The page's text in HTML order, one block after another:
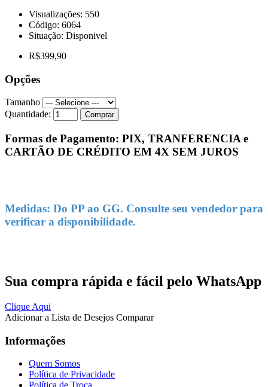
Visualizações: 550
Código: 6064
Situação: Disponivel
R$399,90
Opções
Tamanho
Quantidade:
Comprar
Formas de Pagamento: PIX, TRANFERENCIA e
CARTÃO DE CRÉDITO EM 4X SEM JUROS
Medidas: Do PP ao GG. Consulte seu vendedor para
verificar a disponibilidade.
Sua compra rápida e fácil pelo WhatsApp
Clique Aqui
Adicionar a Lista de Desejos Comparar
Informações
Quem Somos
Política de Privacidade